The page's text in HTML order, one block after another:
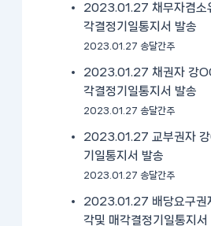
2023.01.27 채무자겸소
각결정기일통지서 발송
2023.01.27 송달간주
2023.01.27 채권자 강
각결정기일통지서 발송
2023.01.27 송달간주
2023.01.27 교부권자 강
기일통지서 발송
2023.01.27 송달간주
2023.01.27 배당요구권
각및 매각결정기일통지서